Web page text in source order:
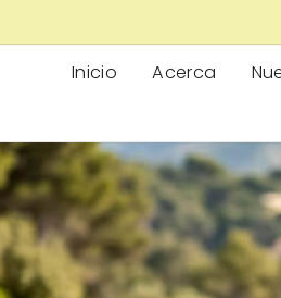
Inicio Acerca